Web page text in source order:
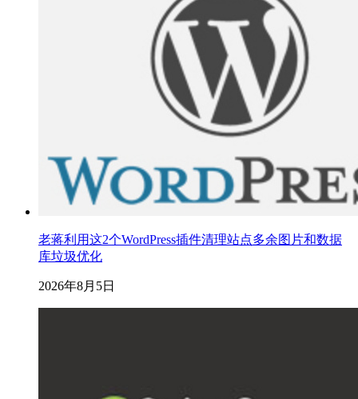
老蒋利用这2个WordPress插件清理站点多余图片和数据
库垃圾优化
2026年8月5日